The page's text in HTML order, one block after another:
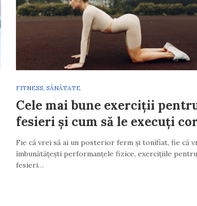
FITNESS, SĂNĂTATE
Cele mai bune exerciții
fesieri și cum să le execuți
Fie că vrei să ai un posterior ferm și tonifiat, fie că
îmbunătățești performanțele fizice, exercițiile pentru
fesieri…